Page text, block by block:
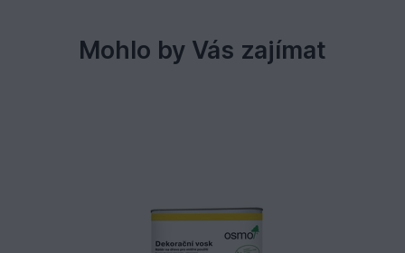
Mohlo by Vás zajímat